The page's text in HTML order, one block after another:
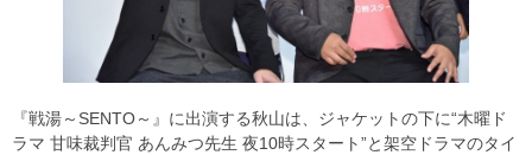
『戦湯～SENTO～』に出演する秋山は、ジャケットの下に“木曜ド
ラマ 甘味裁判官 あんみつ先生 夜10時スタート”と架空ドラマのタイ